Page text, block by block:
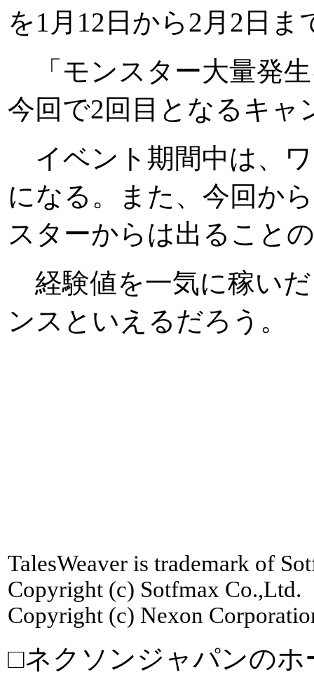
を1月12日から2月2日ま
「モンスター大量発生
今回で2回目となるキャ
イベント期間中は、
になる。また、今回か
スターからは出ること
経験値を一気に稼い
ンスといえるだろう。
TalesWeaver is trademark of
Copyright (c) Sotfmax
Copyright (c) Nexon
□ネクソンジャパンのホ